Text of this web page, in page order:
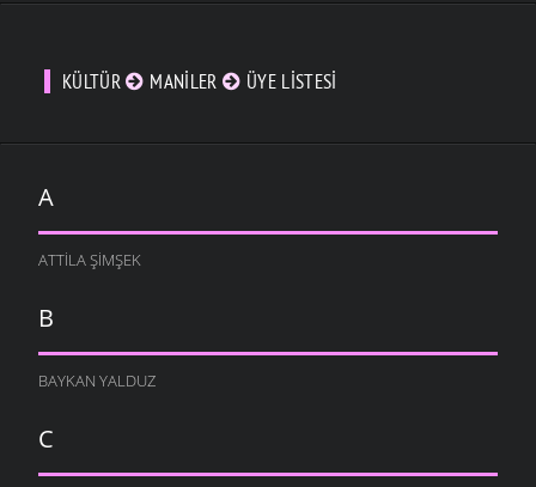
KÜLTÜR MANILER ÜYE LISTESI
A
ATTILA ŞIMŞEK
B
BAYKAN YALDUZ
C